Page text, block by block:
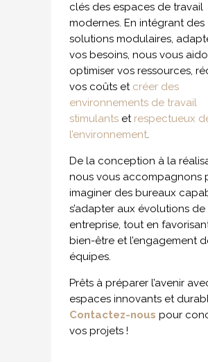
clés des espaces de travail
modernes. En intégrant des
solutions modulaires,
vos besoins, nous vous
optimiser vos ressources,
vos coûts et créer des
environnements de travail
stimulants et respectueux
l’environnement.
De la conception à la
nous vous accompagnons
imaginer des bureaux
s’adapter aux évolutions
entreprise, tout en
bien-être et l’engagement
équipes.
Prêts à préparer l’avenir
espaces innovants et
Contactez-nous pour
vos projets !